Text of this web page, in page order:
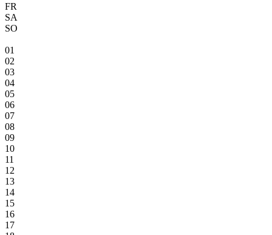
FR
SA
SO
01
02
03
04
05
06
07
08
09
10
11
12
13
14
15
16
17